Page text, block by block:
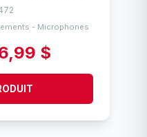
- Microphones
$